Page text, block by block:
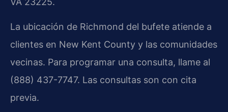
La ubicación de Richmond del bufete atiende a
clientes en New Kent County y las comunidades
vecinas. Para programar una consulta, llame al
(888) 437-7747. Las consultas son con cita
previa.